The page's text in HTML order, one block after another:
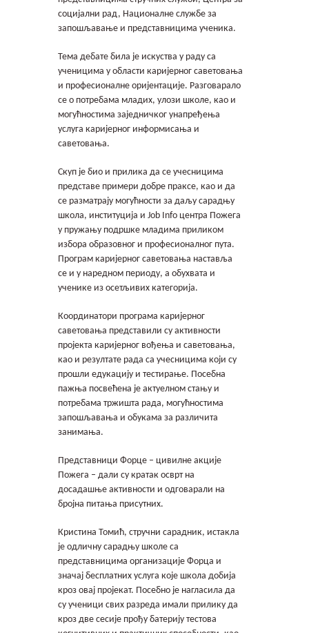
социјални рад, Националне службе за
запошљавање и представницима ученика.
Тема дебате била је искуства у раду са
ученицима у области каријерног саветовања
и професионалне оријентације. Разговарало
се о потребама младих, улози школе, као и
могућностима заједничког унапређења
услуга каријерног информисања и
саветовања.
Скуп је био и прилика да се учесницима
представе примери добре праксе, као и да
се разматрају могућности за даљу сарадњу
школа, институција и Job Info центра Пожега
у пружању подршке младима приликом
избора образовног и професионалног пута.
Програм каријерног саветовања наставља
се и у наредном периоду, а обухвата и
ученике из осетљивих категорија.
Координатори програма каријерног
саветовања представили су активности
пројекта каријерног вођења и саветовања,
као и резултате рада са учесницима који су
прошли едукацију и тестирање. Посебна
пажња посвећена је актуелном стању и
потребама тржишта рада, могућностима
запошљавања и обукама за различита
занимања.
Представници Форце – цивилне акције
Пожега – дали су кратак осврт на
досадашње активности и одговарали на
бројна питања присутних.
Кристина Томић, стручни сарадник, истакла
је одличну сарадњу школе са
представницима организације Форца и
значај бесплатних услуга које школа добија
кроз овај пројекат. Посебно је нагласила да
су ученици свих разреда имали прилику да
кроз две сесије прођу батерију тестова